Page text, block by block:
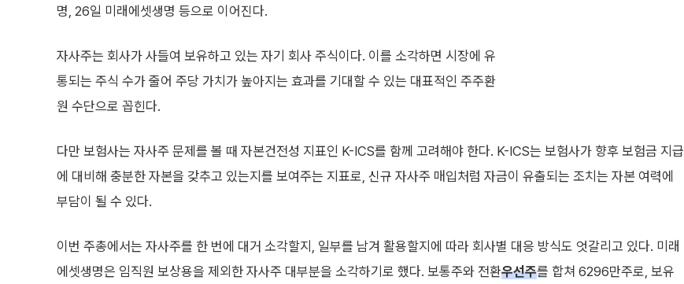
명, 26일 미래에셋생명 등으로 이어진다.
자사주는 회사가 사들여 보유하고 있는 자기 회사 주식이다. 이를 소각하면 시장에 유
통되는 주식 수가 줄어 주당 가치가 높아지는 효과를 기대할 수 있는 대표적인 주주환
원 수단으로 꼽힌다.
다만 보험사는 자사주 문제를 볼 때 자본건전성 지표인 K-ICS를 함께 고려해야 한다. K-ICS는 보험사가 향후 보험금 지급
에 대비해 충분한 자본을 갖추고 있는지를 보여주는 지표로, 신규 자사주 매입처럼 자금이 유출되는 조치는 자본 여력에
부담이 될 수 있다.
이번 주총에서는 자사주를 한 번에 대거 소각할지, 일부를 남겨 활용할지에 따라 회사별 대응 방식도 엇갈리고 있다. 미래
에셋생명은 임직원 보상용을 제외한 자사주 대부분을 소각하기로 했다. 보통주와 전환우선주를 합쳐 6296만주로, 보유